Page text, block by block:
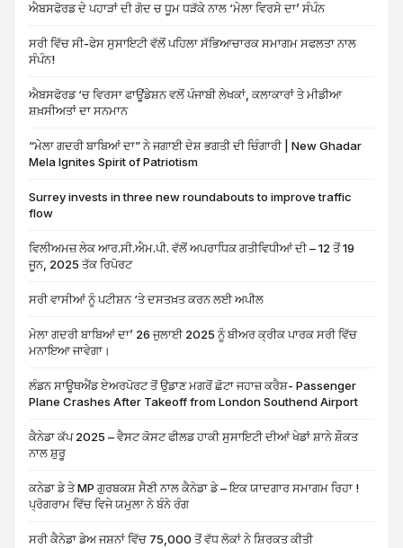
ਐਬਸਫੋਰਡ ਦੇ ਪਹਾੜਾਂ ਦੀ ਗੋਦ ਚ ਧੂਮ ਧੜੱਕੇ ਨਾਲ ‘ਮੇਲਾ ਵਿਰਸੇ ਦਾ’ ਸੰਪੰਨ
ਸਰੀ ਵਿੱਚ ਸੀ-ਫੇਸ ਸੁਸਾਇਟੀ ਵੱਲੋਂ ਪਹਿਲਾ ਸੱਭਿਆਚਾਰਕ ਸਮਾਗਮ ਸਫਲਤਾ ਨਾਲ
ਸੰਪੰਨ!
ਐਬਸਫੋਰਡ ‘ਚ ਵਿਰਸਾ ਫਾਊਂਡੇਸ਼ਨ ਵਲੋਂ ਪੰਜਾਬੀ ਲੇਖਕਾਂ, ਕਲਾਕਾਰਾਂ ਤੇ ਮੀਡੀਆ
ਸ਼ਖ਼ਸੀਅਤਾਂ ਦਾ ਸਨਮਾਨ
“ਮੇਲਾ ਗਦਰੀ ਬਾਬਿਆਂ ਦਾ” ਨੇ ਜਗਾਈ ਦੇਸ਼ ਭਗਤੀ ਦੀ ਚਿੰਗਾਰੀ | New Ghadar
Mela Ignites Spirit of Patriotism
Surrey invests in three new roundabouts to improve traffic
flow
ਵਿਲੀਅਮਜ਼ ਲੇਕ ਆਰ.ਸੀ.ਐਮ.ਪੀ. ਵੱਲੋਂ ਅਪਰਾਧਿਕ ਗਤੀਵਿਧੀਆਂ ਦੀ – 12 ਤੋਂ 19
ਜੂਨ, 2025 ਤੱਕ ਰਿਪੋਰਟ
ਸਰੀ ਵਾਸੀਆਂ ਨੂੰ ਪਟੀਸ਼ਨ ‘ਤੇ ਦਸਤਖ਼ਤ ਕਰਨ ਲਈ ਅਪੀਲ
ਮੇਲਾ ਗਦਰੀ ਬਾਬਿਆਂ ਦਾ’ 26 ਜੁਲਾਈ 2025 ਨੂੰ ਬੀਅਰ ਕ੍ਰੀਕ ਪਾਰਕ ਸਰੀ ਵਿੱਚ
ਮਨਾਇਆ ਜਾਵੇਗਾ।
ਲੰਡਨ ਸਾਊਥਐਂਡ ਏਅਰਪੋਰਟ ਤੋਂ ਉਡਾਣ ਮਗਰੋਂ ਛੋਟਾ ਜਹਾਜ਼ ਕਰੈਸ਼- Passenger
Plane Crashes After Takeoff from London Southend Airport
ਕੈਨੇਡਾ ਕੱਪ 2025 – ਵੈਸਟ ਕੋਸਟ ਫੀਲਡ ਹਾਕੀ ਸੁਸਾਇਟੀ ਦੀਆਂ ਖੇਡਾਂ ਸ਼ਾਨੇ ਸ਼ੌਕਤ
ਨਾਲ ਸ਼ੁਰੂ
ਕਨੇਡਾ ਡੇ ਤੇ MP ਗੁਰਬਕਸ਼ ਸੈਣੀ ਨਾਲ ਕੈਨੇਡਾ ਡੇ – ਇਕ ਯਾਦਗਾਰ ਸਮਾਗਮ ਰਿਹਾ !
ਪ੍ਰੋਗਰਾਮ ਵਿੱਚ ਵਿਜੇ ਯਮੁਲਾ ਨੇ ਬੰਨੇ ਰੰਗ
ਸਰੀ ਕੈਨੇਡਾ ਡੇਅ ਜਸ਼ਨਾਂ ਵਿੱਚ 75,000 ਤੋਂ ਵੱਧ ਲੋਕਾਂ ਨੇ ਸ਼ਿਰਕਤ ਕੀਤੀ